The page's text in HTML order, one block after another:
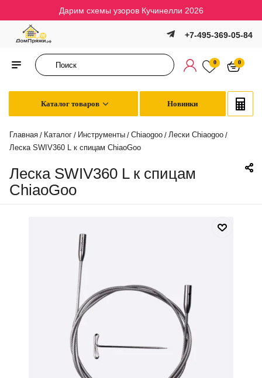
Дарим схемы узоров Кучинелли 2026
+7-495-369-05-84
0 0
Каталог товаров Новинки
Главная / Каталог / Инструменты / Chiaogoo / Лески Chiaogoo /
Леска SWIV360 L к спицам ChiaoGoo
Леска SWIV360 L к спицам
ChiaoGoo